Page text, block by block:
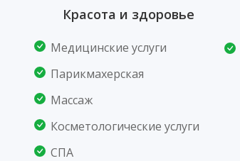
Красота и здоровье
Медицинские услуги
Парикмахерская
Массаж
Косметологические услуги
СПА